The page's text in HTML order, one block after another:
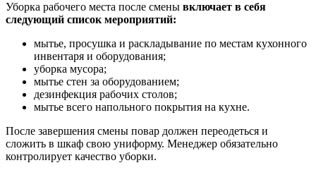
Уборка рабочего места после смены включает в себя
следующий список мероприятий:
мытье, просушка и раскладывание по местам кухонного
инвентаря и оборудования;
уборка мусора;
мытье стен за оборудованием;
дезинфекция рабочих столов;
мытье всего напольного покрытия на кухне.
После завершения смены повар должен переодеться и
сложить в шкаф свою униформу. Менеджер обязательно
контролирует качество уборки.